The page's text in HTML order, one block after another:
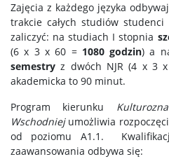
Zajęcia z każdego języka
trakcie całych studiów
zaliczyć: na studiach I stopnia
(6 x 3 x 60 = 1080 godzin) a
semestry z dwóch NJR (4 x 3
akademicka to 90 minut.
Program kierunku
Wschodniejumożliwia
od poziomu A1.1.
zaawansowania odbywa się: